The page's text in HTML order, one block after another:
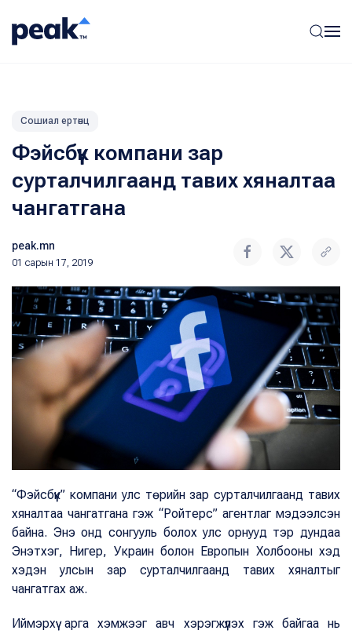
Сошиал ертөнц
Фэйсбүүк компани зар
сурталчилгаанд тавих хяналтаа
чангатгана
peak.mn
01 сарын 17, 2019
“Фэйсбүүк” компани улс төрийн зар сурталчилгаанд тавих
хяналтаа чангатгана гэж “Ройтерс” агентлаг мэдээлсэн
байна. Энэ онд сонгууль болох улс орнууд тэр дундаа
Энэтхэг, Нигер, Украин болон Европын Холбооны хэд
хэдэн улсын зар сурталчилгаанд тавих хяналтыг
чангатгах аж.
Иймэрхүү арга хэмжээг авч хэрэгжүүлэх гэж байгаа нь